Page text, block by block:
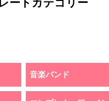
ートカテゴリー
音楽バンド